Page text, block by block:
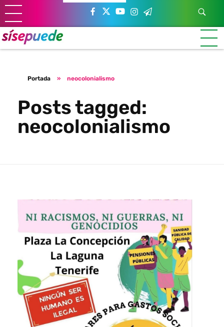
Sí se puede Canarias
Únete al movimiento ecosocialista
Portada » neocolonialismo
Posts tagged:
neocolonialismo